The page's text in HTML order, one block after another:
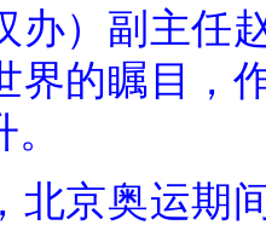
办）副主任
界的瞩目，
北京奥运期